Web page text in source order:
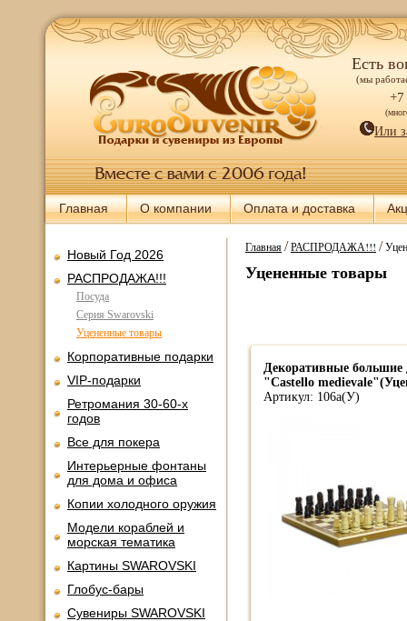
Есть
(мы
+7
Или
Главная О компании Оплата и доставка
Новый Год 2026
РАСПРОДАЖА!!!
Посуда
Серия Swarovski
Уцененные товары
Корпоративные подарки
VIP-подарки
Ретромания 30-60-х
годов
Все для покера
Интерьерные фонтаны
для дома и офиса
Копии холодного оружия
Модели кораблей и
морская тематика
Картины SWAROVSKI
Глобус-бары
Сувениры SWAROVSKI
Главная/РАСПРОДАЖА!!! /
Уцененные товары
Декоративные
"Castello
Артикул: 106a(У)